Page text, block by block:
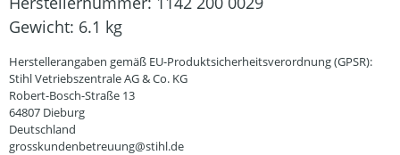
Gewicht: 6.1 kg
Herstellerangaben gemäß EU-Produktsicherheitsverordnung (GPSR):
Stihl Vetriebszentrale AG & Co. KG
Robert-Bosch-Straße 13
64807 Dieburg
Deutschland
grosskundenbetreuung@stihl.de